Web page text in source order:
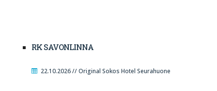
RK SAVONLINNA
22.10.2026 // Original Sokos Hotel Seurahuone